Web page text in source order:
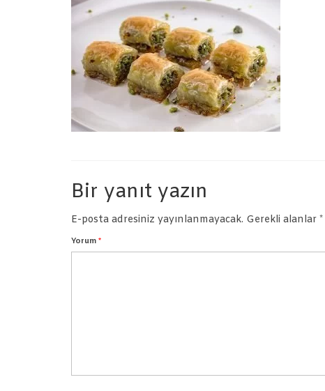
Bir yanıt yazın
E-posta adresiniz yayınlanmayacak. Gerekli alanlar *
Yorum *